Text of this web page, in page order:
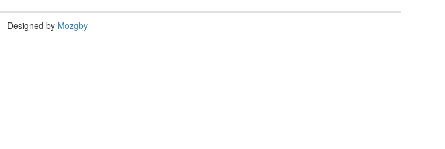
Designed by Mozgby